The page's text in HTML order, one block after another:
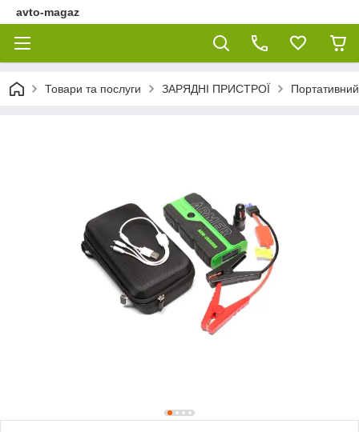
avto-magaz
Товари та послуги ЗАРЯДНІ ПРИСТРОЇ